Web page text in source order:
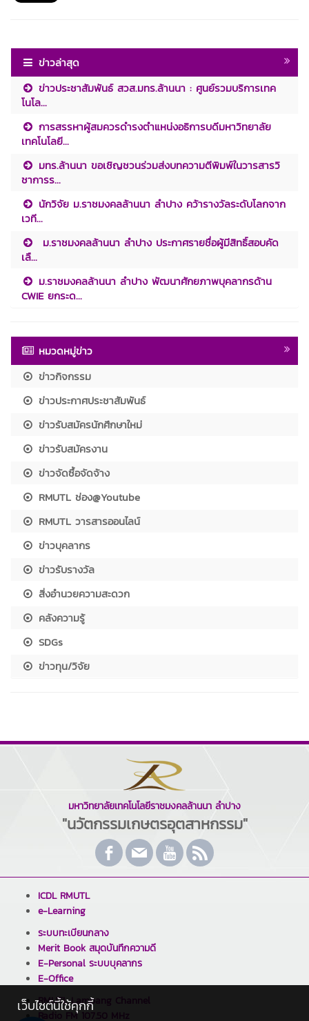
ข่าวล่าสุด
ข่าวประชาสัมพันธ์ สวส.มทร.ล้านนา : ศูนย์รวมบริการเทค
โนโล...
การสรรหาผู้สมควรดำรงตำแหน่งอธิการบดีมหาวิทยาลัย
เทคโนโลยี...
มทร.ล้านนา ขอเชิญชวนร่วมส่งบทความตีพิมพ์ในวารสารวิ
ชาการร...
นักวิจัย ม.ราชมงคลล้านนา ลำปาง คว้ารางวัลระดับโลกจาก
เวที...
ม.ราชมงคลล้านนา ลำปาง ประกาศรายชื่อผู้มีสิทธิ์สอบคัด
เลื...
ม.ราชมงคลล้านนา ลำปาง พัฒนาศักยภาพบุคลากรด้าน
CWIE ยกระด...
หมวดหมู่ข่าว
ข่าวกิจกรรม
ข่าวประกาศประชาสัมพันธ์
ข่าวรับสมัครนักศึกษาใหม่
ข่าวรับสมัครงาน
ข่าวจัดซื้อจัดจ้าง
RMUTL ช่อง@Youtube
RMUTL วารสารออนไลน์
ข่าวบุคลากร
ข่าวรับรางวัล
สิ่งอำนวยความสะดวก
คลังความรู้
SDGs
ข่าวทุน/วิจัย
มหาวิทยาลัยเทคโนโลยีราชมงคลล้านนา ลำปาง
"นวัตกรรมเกษตรอุตสาหกรรม"
ICDL RMUTL
e-Learning
ระบบทะเบียนกลาง
Merit Book สมุดบันทึกความดี
E-Personal ระบบบุคลากร
E-Office
RMUTL Lampang Channel
Radio FM 107.50 MHz
เว็บไซต์นี้ใช้คุกกี้